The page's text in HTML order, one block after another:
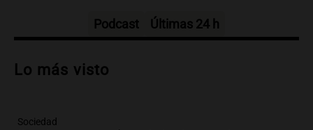
Audio.Debate en el Senado sobre
la soberanía digital en Argentina
Audio.
Podcast Últimas 24 h
Lo más visto
Sociedad